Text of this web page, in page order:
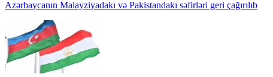
Azərbaycanın Malayziyadakı və Pakistandakı səfirləri geri çağırılıb